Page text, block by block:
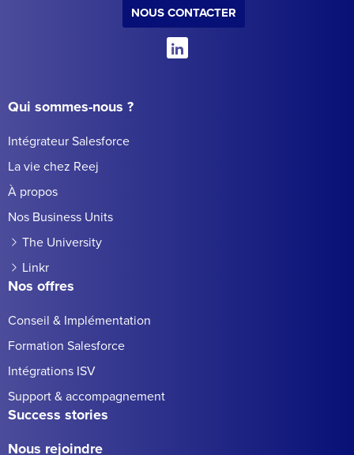
NOUS CONTACTER
Qui sommes-nous ?
Intégrateur Salesforce
La vie chez Reej
À propos
Nos Business Units
The University
Linkr
Nos offres
Conseil & Implémentation
Formation Salesforce
Intégrations ISV
Support & accompagnement
Success stories
Nous rejoindre